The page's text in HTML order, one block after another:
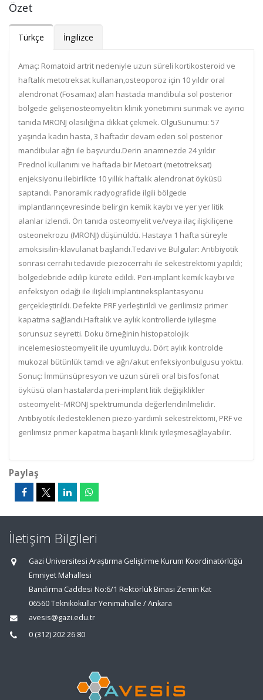
Özet
Türkçe İngilizce
Amaç: Romatoid artrit nedeniyle uzun süreli kortikosteroid ve
haftalık metotreksat kullanan,osteoporoz için 10 yıldır oral
alendronat (Fosamax) alan hastada mandibula sol posterior
bölgede gelişenosteomyelitin klinik yönetimini sunmak ve ayırıcı
tanıda MRONJ olasılığına dikkat çekmek. OlguSunumu: 57
yaşında kadın hasta, 3 haftadır devam eden sol posterior
mandibular ağrı ile başvurdu.Derin anamnezde 24 yıldır
Prednol kullanımı ve haftada bir Metoart (metotreksat)
enjeksiyonu ilebirlikte 10 yıllık haftalık alendronat öyküsü
saptandı. Panoramik radyografide ilgili bölgede
implantlarınçevresinde belirgin kemik kaybı ve yer yer litik
alanlar izlendi. Ön tanıda osteomyelit ve/veya ilaç ilişkiliçene
osteonekrozu (MRONJ) düşünüldü. Hastaya 1 hafta süreyle
amoksisilin-klavulanat başlandı.Tedavi ve Bulgular: Antibiyotik
sonrası cerrahi tedavide piezocerrahi ile sekestrektomi yapıldı;
bölgedebride edilip kürete edildi. Peri-implant kemik kaybı ve
enfeksiyon odağı ile ilişkili implantıneksplantasyonu
gerçekleştirildi. Defekte PRF yerleştirildi ve gerilimsiz primer
kapatma sağlandı.Haftalık ve aylık kontrollerde iyileşme
sorunsuz seyretti. Doku örneğinin histopatolojik
incelemesiosteomyelit ile uyumluydu. Dört aylık kontrolde
mukozal bütünlük tamdı ve ağrı/akut enfeksiyonbulgusu yoktu.
Sonuç: İmmünsüpresyon ve uzun süreli oral bisfosfonat
öyküsü olan hastalarda peri-implant litik değişiklikler
osteomyelit–MRONJ spektrumunda değerlendirilmelidir.
Antibiyotik iledesteklenen piezo-yardımlı sekestrektomi, PRF ve
gerilimsiz primer kapatma başarılı klinik iyileşmesağlayabilir.
Paylaş
İletişim Bilgileri
Gazi Üniversitesi Araştırma Geliştirme Kurum Koordinatörlüğü
Emniyet Mahallesi
Bandırma Caddesi No:6/1 Rektörlük Binası Zemin Kat
06560 Teknikokullar Yenimahalle / Ankara
avesis@gazi.edu.tr
0 (312) 202 26 80